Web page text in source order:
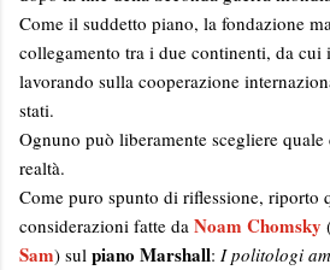
Come il suddetto piano, la fondazione
collegamento tra i due continenti, da cui
lavorando sulla cooperazione
stati.
Ognuno può liberamente scegliere
realtà.
Come puro spunto di riflessione, riporto
considerazioni fatte da Noam Chomsky
Sam) sul piano Marshall: I politologi